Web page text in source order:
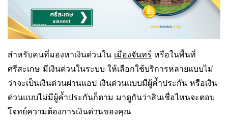
สำหรับคนที่มองหาเงินด่วนใน เมืองจันทร์ หรือในพื้นที่
ศรีสะเกษ มีเงินด่วนในระบบ ให้เลือกใช้บริการหลายแบบไม่
ว่าจะเป็นเงินด่วนผ่านแอป เงินด่วนแบบมีผู้ค้ำประกัน หรือเงิน
ด่วนแบบไม่มีผู้ค้ำประกันก็ตาม มาดูกันว่าสินเชื่อไหนจะตอบ
โจทย์ความต้องการเงินด่วนของคุณ